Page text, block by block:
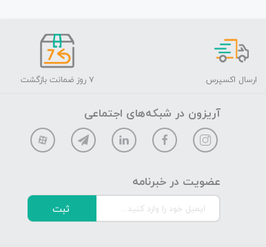
ارسال اکسپرس ۷ روز ضمانت بازگشت
آریزون در شبکه‌های اجتماعی
عضویت در خبرنامه
ثبت